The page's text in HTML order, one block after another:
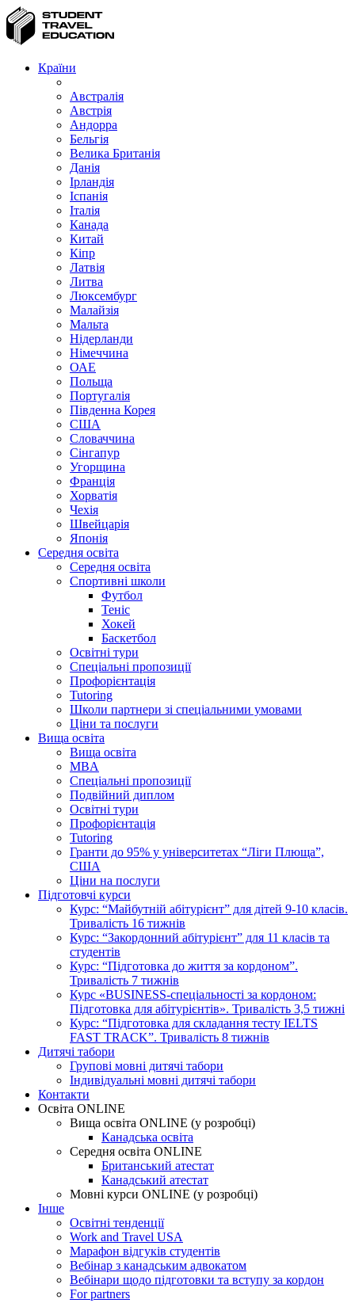
Країни
Австралія
Австрія
Андорра
Бельгія
Велика Британія
Данія
Ірландія
Іспанія
Італія
Канада
Китай
Кіпр
Латвія
Литва
Люксембург
Малайзія
Мальта
Нідерланди
Німеччина
ОАЕ
Польща
Португалія
Південна Корея
США
Словаччина
Сінгапур
Угорщина
Франція
Хорватія
Чехія
Швейцарія
Японія
Середня освіта
Середня освіта
Спортивні школи
Футбол
Теніс
Хокей
Баскетбол
Освітні тури
Спеціальні пропозиції
Профорієнтація
Tutoring
Школи партнери зі спеціальними умовами
Ціни та послуги
Вища освіта
Вища освіта
MBA
Спеціальні пропозиції
Подвійний диплом
Освітні тури
Профорієнтація
Tutoring
Гранти до 95% у університетах “Ліги Плюща”,
США
Ціни на послуги
Підготовчі курси
Курс: “Майбутній абітурієнт” для дітей 9-10 класів.
Тривалість 16 тижнів
Курс: “Закордонний абітурієнт” для 11 класів та
студентів
Курс: “Підготовка до життя за кордоном”.
Тривалість 7 тижнів
Курс «BUSINESS-спеціальності за кордоном:
Підготовка для абітурієнтів». Тривалість 3,5 тижні
Курс: “Підготовка для складання тесту IELTS
FAST TRACK”. Тривалість 8 тижнів
Дитячі табори
Групові мовні дитячі табори
Індивідуальні мовні дитячі табори
Контакти
Освіта ONLINE
Вища освіта ONLINE (у розробці)
Канадська освіта
Середня освіта ONLINE
Британський атестат
Канадський атестат
Мовні курси ONLINE (у розробці)
Інше
Освітні тенденції
Work and Travel USA
Марафон відгуків студентів
Вебінар з канадським адвокатом
Вебінари щодо підготовки та вступу за кордон
For partners